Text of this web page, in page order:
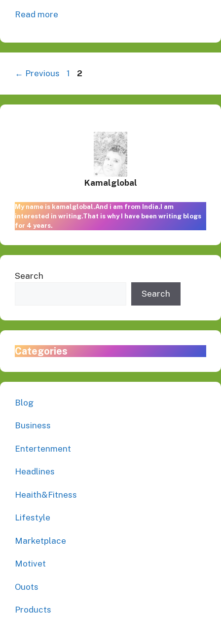
Read more
← Previous Page
1 Page
2
Kamalglobal
My name is kamalglobal.And i am from India.I am
interested in writing.That is why I have been writing blogs
for 4 years.
Search
Search
Categories
Blog
Business
Entertenment
Headlines
Heaith&Fitness
Lifestyle
Marketplace
Motivet
Ouots
Products